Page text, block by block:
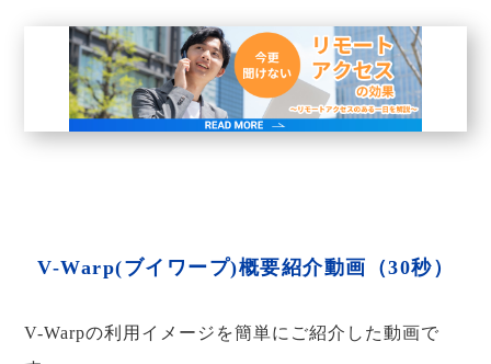
V-Warp(ブイワープ)概要紹介動画（30秒）
V-Warpの利用イメージを簡単にご紹介した動画で